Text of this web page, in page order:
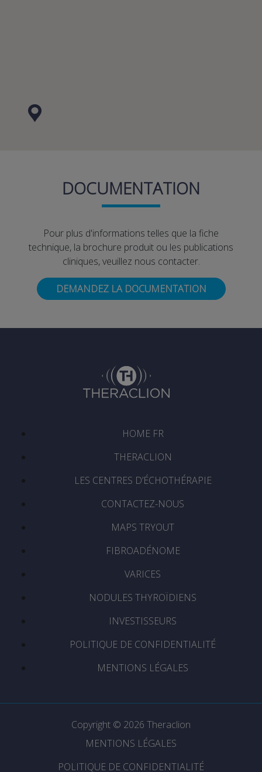
DOCUMENTATION
Pour plus d'informations telles que la fiche
technique, la brochure produit ou les publications
cliniques, veuillez nous contacter.
DEMANDEZ LA DOCUMENTATION
HOME FR
THERACLION
LES CENTRES D’ÉCHOTHÉRAPIE
CONTACTEZ-NOUS
MAPS TRYOUT
FIBROADÉNOME
VARICES
NODULES THYROÏDIENS
INVESTISSEURS
POLITIQUE DE CONFIDENTIALITÉ
MENTIONS LÉGALES
Copyright © 2026 Theraclion
MENTIONS LÉGALES
POLITIQUE DE CONFIDENTIALITÉ